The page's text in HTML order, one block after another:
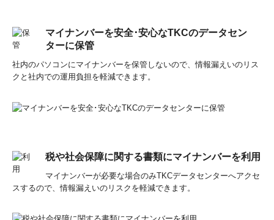
マイナンバーを安全･安心なTKCのデータセン
ターに保管
社内のパソコンにマイナンバーを保管しないので、情報漏えいのリス
クと社内での運用負担を軽減できます。
税や社会保障に関する書類にマイナンバーを利用
マイナンバーが必要な場合のみTKCデータセンターへアクセ
スするので、情報漏えいのリスクを軽減できます。